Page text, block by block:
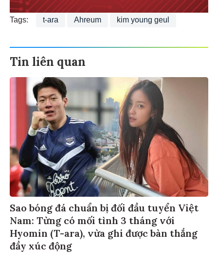
Tags: t-ara Ahreum kim young geul
Tin liên quan
Sao bóng đá chuẩn bị đối đầu tuyển Việt
Nam: Từng có mối tình 3 tháng với
Hyomin (T-ara), vừa ghi được bàn thắng
đầy xúc động